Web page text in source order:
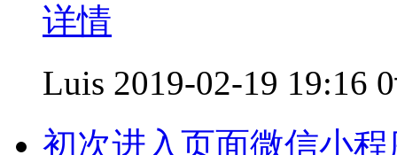
详情
Luis 2019-02-19 19:16
初次进入页面微信小